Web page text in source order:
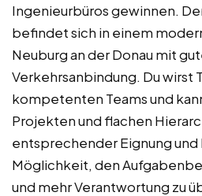
Ingenieurbüros gewinnen.
befindet sich in einem
Neuburg an der Donau mit
Verkehrsanbindung. Du wirst
kompetenten Teams und
Projekten und flachen
entsprechender Eignung
Möglichkeit, den
und mehr Verantwortung zu